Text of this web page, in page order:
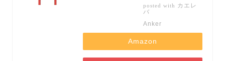
posted with カエレ
バ
Anker
Amazon